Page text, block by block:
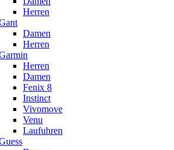
Herren
Damen
Herren
Herren
Damen
Fenix 8
Instinct
Vivomove
Venu
Laufuhren